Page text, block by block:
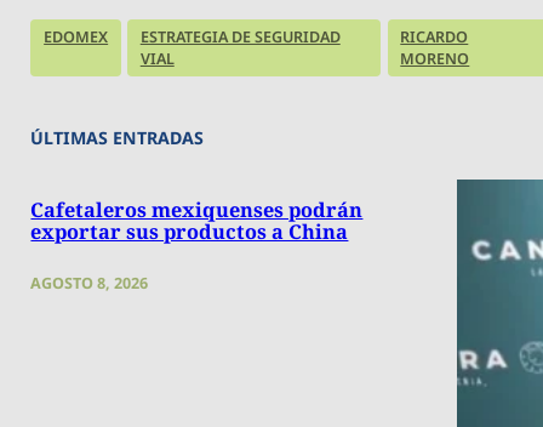
EDOMEX
ESTRATEGIA DE SEGURIDAD
VIAL
RICARDO
MORENO
ÚLTIMAS ENTRADAS
Cafetaleros mexiquenses podrán
exportar sus productos a China
AGOSTO 8, 2026